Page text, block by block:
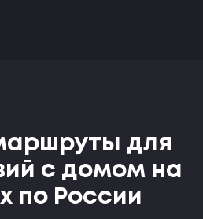
для
с домом на
по России